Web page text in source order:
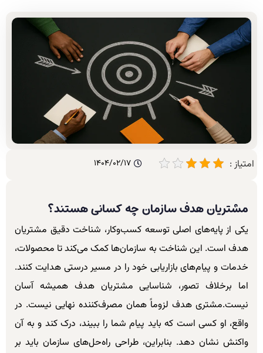
امتیاز : 1404/02/17
مشتریان هدف سازمان چه کسانی هستند؟
یکی از پایه‌های اصلی توسعه کسب‌وکار، شناخت دقیق مشتریان
هدف است. این شناخت به سازمان‌ها کمک می‌کند تا محصولات،
خدمات و پیام‌های بازاریابی خود را در مسیر درستی هدایت کنند.
اما برخلاف تصور، شناسایی مشتریان هدف همیشه آسان
نیست.مشتری هدف لزوماً همان مصرف‌کننده نهایی نیست. در
واقع، او کسی است که باید پیام شما را ببیند، درک کند و به آن
واکنش نشان دهد. بنابراین، طراحی راه‌حل‌های سازمان باید بر